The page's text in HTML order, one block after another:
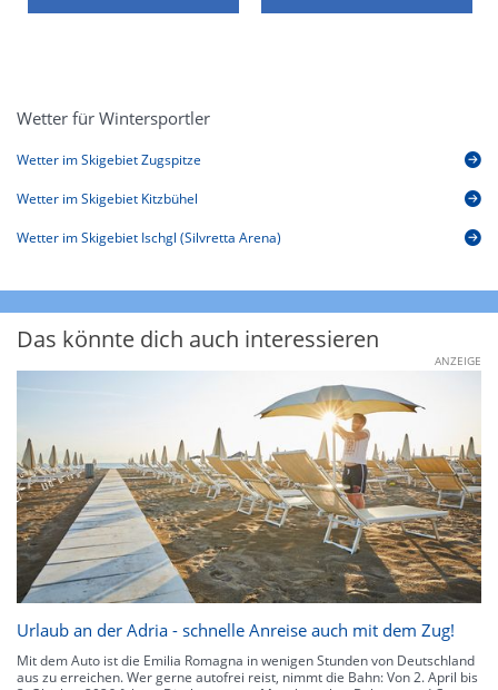
Wetter für Wintersportler
Wetter im Skigebiet Zugspitze
Wetter im Skigebiet Kitzbühel
Wetter im Skigebiet Ischgl (Silvretta Arena)
Das könnte dich auch interessieren
ANZEIGE
Urlaub an der Adria - schnelle Anreise auch mit dem Zug!
Mit dem Auto ist die Emilia Romagna in wenigen Stunden von Deutschland
aus zu erreichen. Wer gerne autofrei reist, nimmt die Bahn: Von 2. April bis